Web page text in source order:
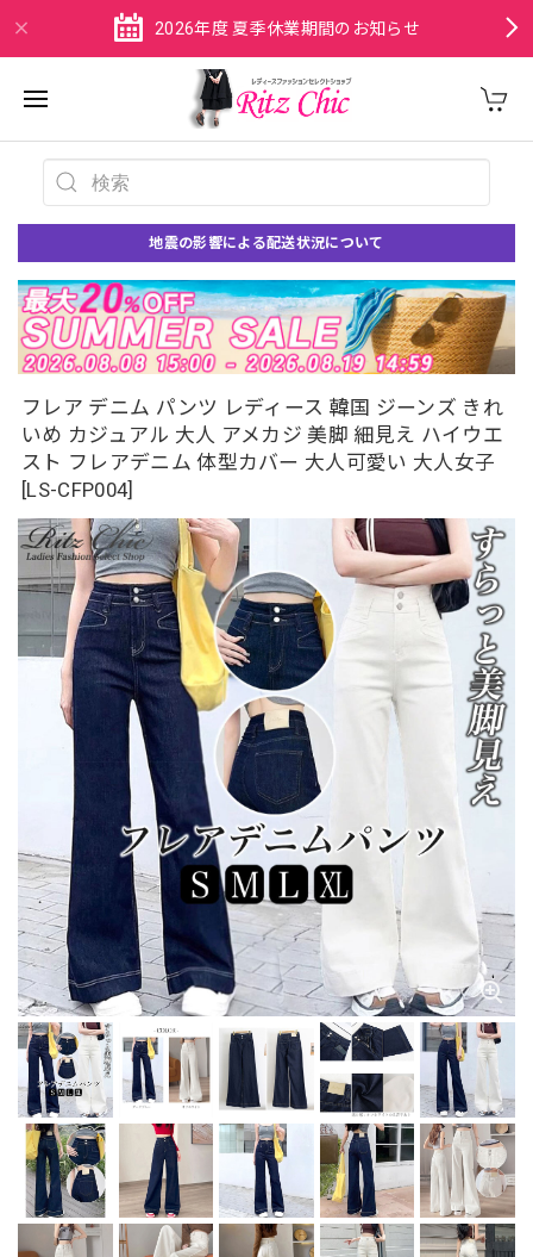
2026年度 夏季休業期間のお知らせ
地震の影響による配送状況について
フレア デニム パンツ レディース 韓国 ジーンズ きれ
いめ カジュアル 大人 アメカジ 美脚 細見え ハイウエ
スト フレアデニム 体型カバー 大人可愛い 大人女子
[LS-CFP004]